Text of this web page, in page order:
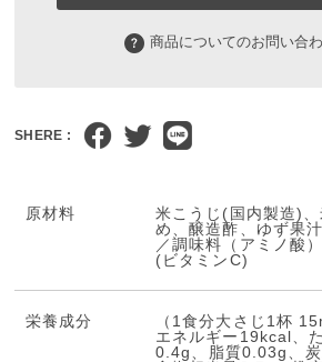
商品についてのお問い合
SHERE :
原材料
米こうじ(国内製造)
め、醸造酢、ゆず果
／調味料（アミノ酸
(ビタミンC)
栄養成分
（1食分大さじ1杯
エネルギー19kcal、
0.4g、脂質0.03g、炭